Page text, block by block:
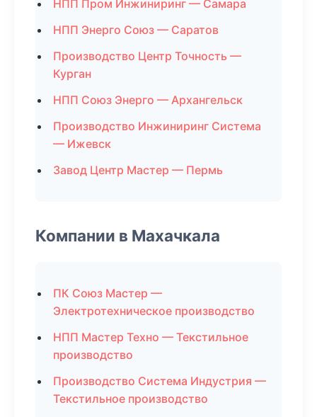
НПП Пром Инжиниринг — Самара
НПП Энерго Союз — Саратов
Производство Центр Точность —
Курган
НПП Союз Энерго — Архангельск
Производство Инжиниринг Система
— Ижевск
Завод Центр Мастер — Пермь
Компании в Махачкала
ПК Союз Мастер —
Электротехническое производство
НПП Мастер Техно — Текстильное
производство
Производство Система Индустрия —
Текстильное производство